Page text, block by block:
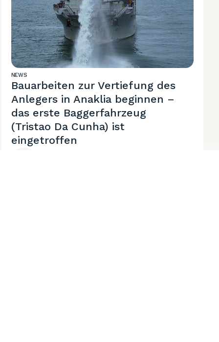
NEWS
Bauarbeiten zur Vertiefung des
Anlegers in Anaklia beginnen –
das erste Baggerfahrzeug
(Tristao Da Cunha) ist
eingetroffen